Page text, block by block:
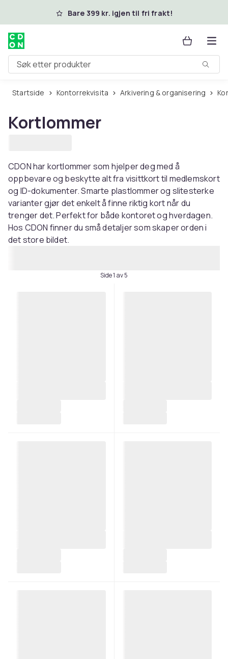
Hopp til hovedinnholdBare 399 kr. igjen til fri frakt!
Søk etter produkter
Startside Kontorrekvisita Arkivering & organisering
Kortlommer
CDON har kortlommer som hjelper deg med å
oppbevare og beskytte alt fra visittkort til medlemskort
og ID-dokumenter. Smarte plastlommer og slitesterke
varianter gjør det enkelt å finne riktig kort når du
trenger det. Perfekt for både kontoret og hverdagen.
Hos CDON finner du små detaljer som skaper orden i
det store bildet.
Side 1 av 5